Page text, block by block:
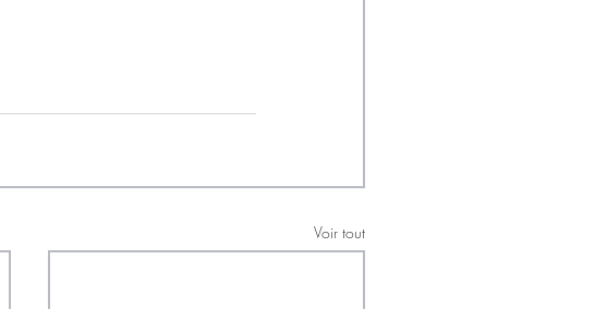
Voir tout